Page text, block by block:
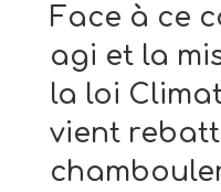
Face à ce
agi et la
la loi
vient